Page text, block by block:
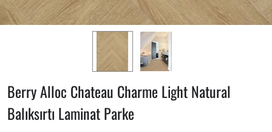
Berry Alloc Chateau Charme Light Natural
Balıksırtı Laminat Parke